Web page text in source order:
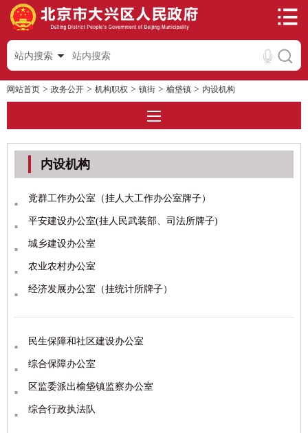
站内搜索
网站首页 > 政务公开 > 机构职权 > 镇街 > 榆垡镇 > 内设机构
内设机构
党群工作办公室（挂人大工作办公室牌子）
平安建设办公室(挂人民武装部、司法所牌子)
城乡建设办公室
农业农村办公室
经济发展办公室（挂统计所牌子）
民生保障和社区建设办公室
综合保障办公室
区监委派出榆垡镇监察办公室
综合行政执法队